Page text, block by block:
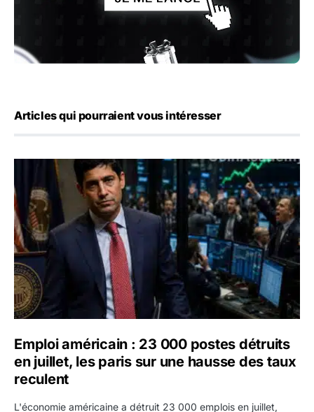
Articles qui pourraient vous intéresser
Emploi américain : 23 000 postes détruits en juillet, les
Emploi américain : 23 000 postes détruits
en juillet, les paris sur une hausse des taux
reculent
L'économie américaine a détruit 23 000 emplois en juillet,